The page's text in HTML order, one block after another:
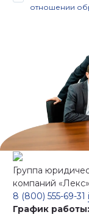
отношении
Группа
компаний «Лекс»
8 (800) 555-69-31
График работы: